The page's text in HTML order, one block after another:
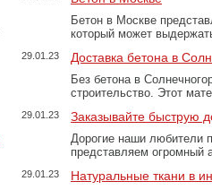
Бетон в Москве
который может
29.01.23 Доставка бетона в
Без бетона в
строительство. Этот
29.01.23 Заказывайте быструю
Дорогие наши любители
представляем огромный
29.01.23 Натуральные ткани в